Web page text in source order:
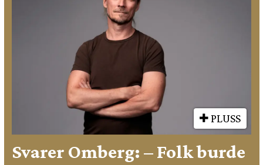
PLUSS
Svarer Omberg: – Folk burde